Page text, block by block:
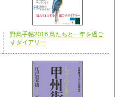
野鳥手帖2016 鳥たちと一年を過ご
すダイアリー